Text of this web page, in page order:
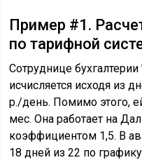
Пример #1.
по тарифной
Сотруднице
исчисляется исходя из
р./день. Помимо этого,
мес. Она работает на
коэффициентом 1,5. В
18 дней из 22 по